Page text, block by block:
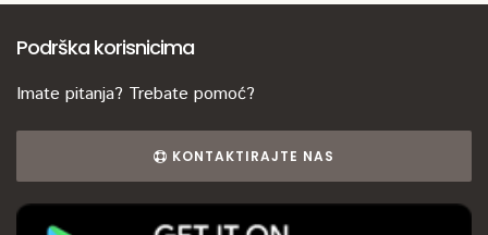
Podrška korisnicima
Imate pitanja? Trebate pomoć?
KONTAKTIRAJTE NAS